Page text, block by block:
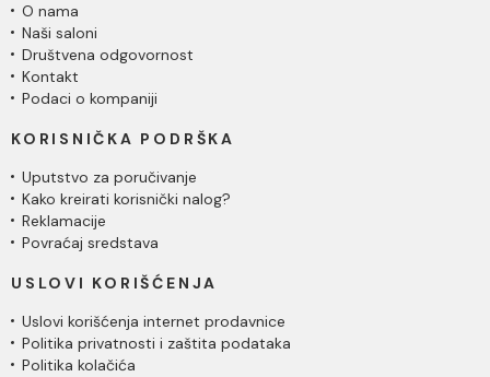
O nama
Naši saloni
Društvena odgovornost
Kontakt
Podaci o kompaniji
KORISNIČKA PODRŠKA
Uputstvo za poručivanje
Kako kreirati korisnički nalog?
Reklamacije
Povraćaj sredstava
USLOVI KORIŠĆENJA
Uslovi korišćenja internet prodavnice
Politika privatnosti i zaštita podataka
Politika kolačića